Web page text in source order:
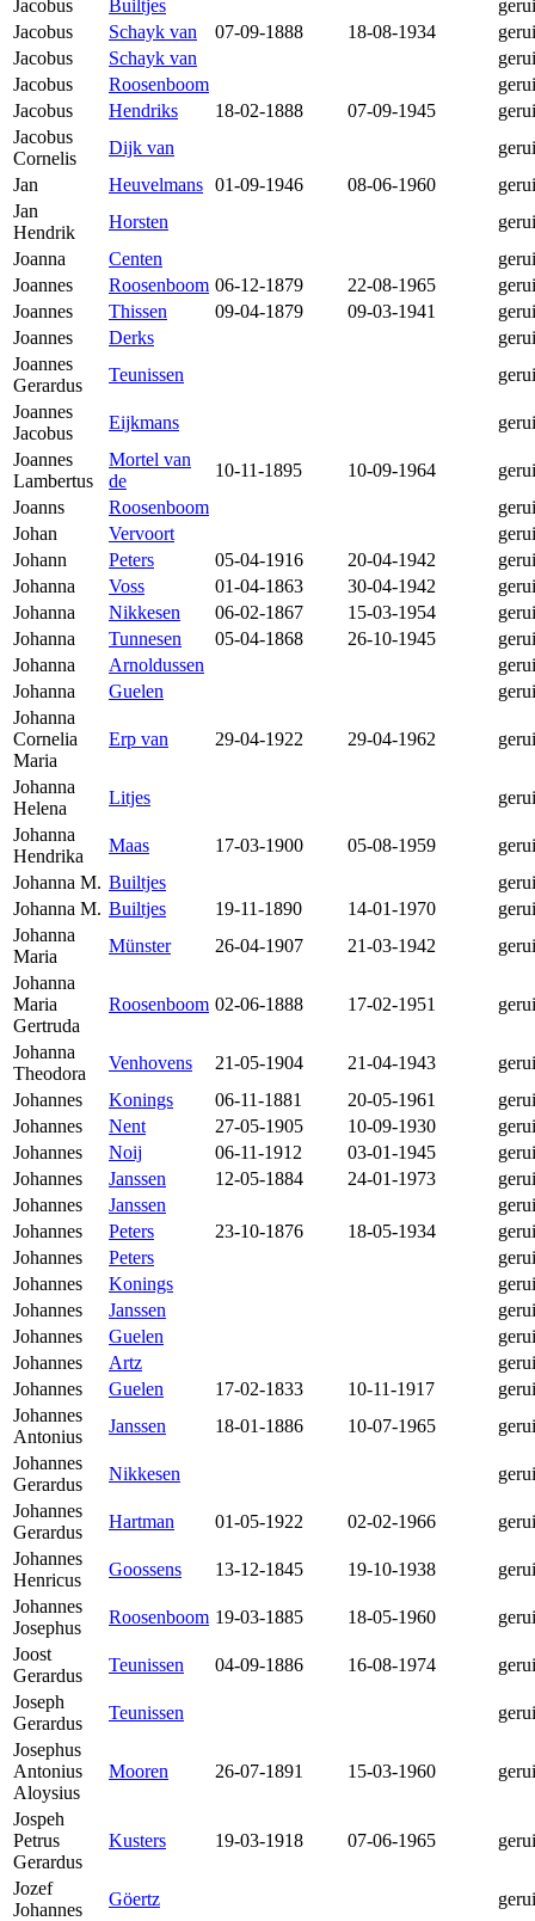
Jacobus Builtjes
Jacobus
Schayk van 07-09-1888 18-08-1934
Jacobus
Schayk van
Jacobus
Roosenboom
Jacobus
Hendriks 18-02-1888 07-09-1945
Jacobus
Cornelis
Dijk van
Jan
Heuvelmans 01-09-1946 08-06-1960
Jan
Hendrik
Horsten
Joanna
Centen
Joannes
Roosenboom 06-12-1879 22-08-1965
Joannes
Thissen 09-04-1879 09-03-1941
Joannes
Derks
Joannes
Gerardus
Teunissen
Joannes
Jacobus
Eijkmans
Joannes
Lambertus
Mortel van
de
10-11-1895 10-09-1964
Joanns
Roosenboom
Johan
Vervoort
Johann
Peters 05-04-1916 20-04-1942
Johanna
Voss 01-04-1863 30-04-1942
Johanna
Nikkesen 06-02-1867 15-03-1954
Johanna
Tunnesen 05-04-1868 26-10-1945
Johanna
Arnoldussen
Johanna
Guelen
Johanna
Cornelia
Maria
Erp van 29-04-1922 29-04-1962
Johanna
Helena
Litjes
Johanna
Hendrika
Maas 17-03-1900 05-08-1959
Johanna M. Builtjes
Johanna M. Builtjes 19-11-1890 14-01-1970
Johanna
Maria
Münster 26-04-1907 21-03-1942
Johanna
Maria
Gertruda
Roosenboom 02-06-1888 17-02-1951
Johanna
Theodora
Venhovens 21-05-1904 21-04-1943
Johannes
Konings 06-11-1881 20-05-1961
Johannes
Nent 27-05-1905 10-09-1930
Johannes
Noij 06-11-1912 03-01-1945
Johannes
Janssen 12-05-1884 24-01-1973
Johannes
Janssen
Johannes
Peters 23-10-1876 18-05-1934
Johannes
Peters
Johannes
Konings
Johannes
Janssen
Johannes
Guelen
Johannes
Artz
Johannes
Guelen 17-02-1833 10-11-1917
Johannes
Antonius
Janssen 18-01-1886 10-07-1965
Johannes
Gerardus
Nikkesen
Johannes
Gerardus
Hartman 01-05-1922 02-02-1966
Johannes
Henricus
Goossens 13-12-1845 19-10-1938
Johannes
Josephus
Roosenboom 19-03-1885 18-05-1960
Joost
Gerardus
Teunissen 04-09-1886 16-08-1974
Joseph
Gerardus
Teunissen
Josephus
Antonius
Aloysius
Mooren 26-07-1891 15-03-1960
Jospeh
Petrus
Gerardus
Kusters 19-03-1918 07-06-1965
Jozef
Johannes
Göertz